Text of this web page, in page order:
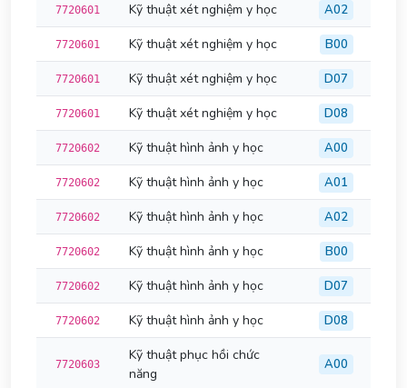
7720601 Kỹ thuật xét nghiệm y học A02
7720601 Kỹ thuật xét nghiệm y học B00
7720601 Kỹ thuật xét nghiệm y học D07
7720601 Kỹ thuật xét nghiệm y học D08
7720602 Kỹ thuật hình ảnh y học A00
7720602 Kỹ thuật hình ảnh y học A01
7720602 Kỹ thuật hình ảnh y học A02
7720602 Kỹ thuật hình ảnh y học B00
7720602 Kỹ thuật hình ảnh y học D07
7720602 Kỹ thuật hình ảnh y học D08
7720603
Kỹ thuật phục hồi chức
năng
A00